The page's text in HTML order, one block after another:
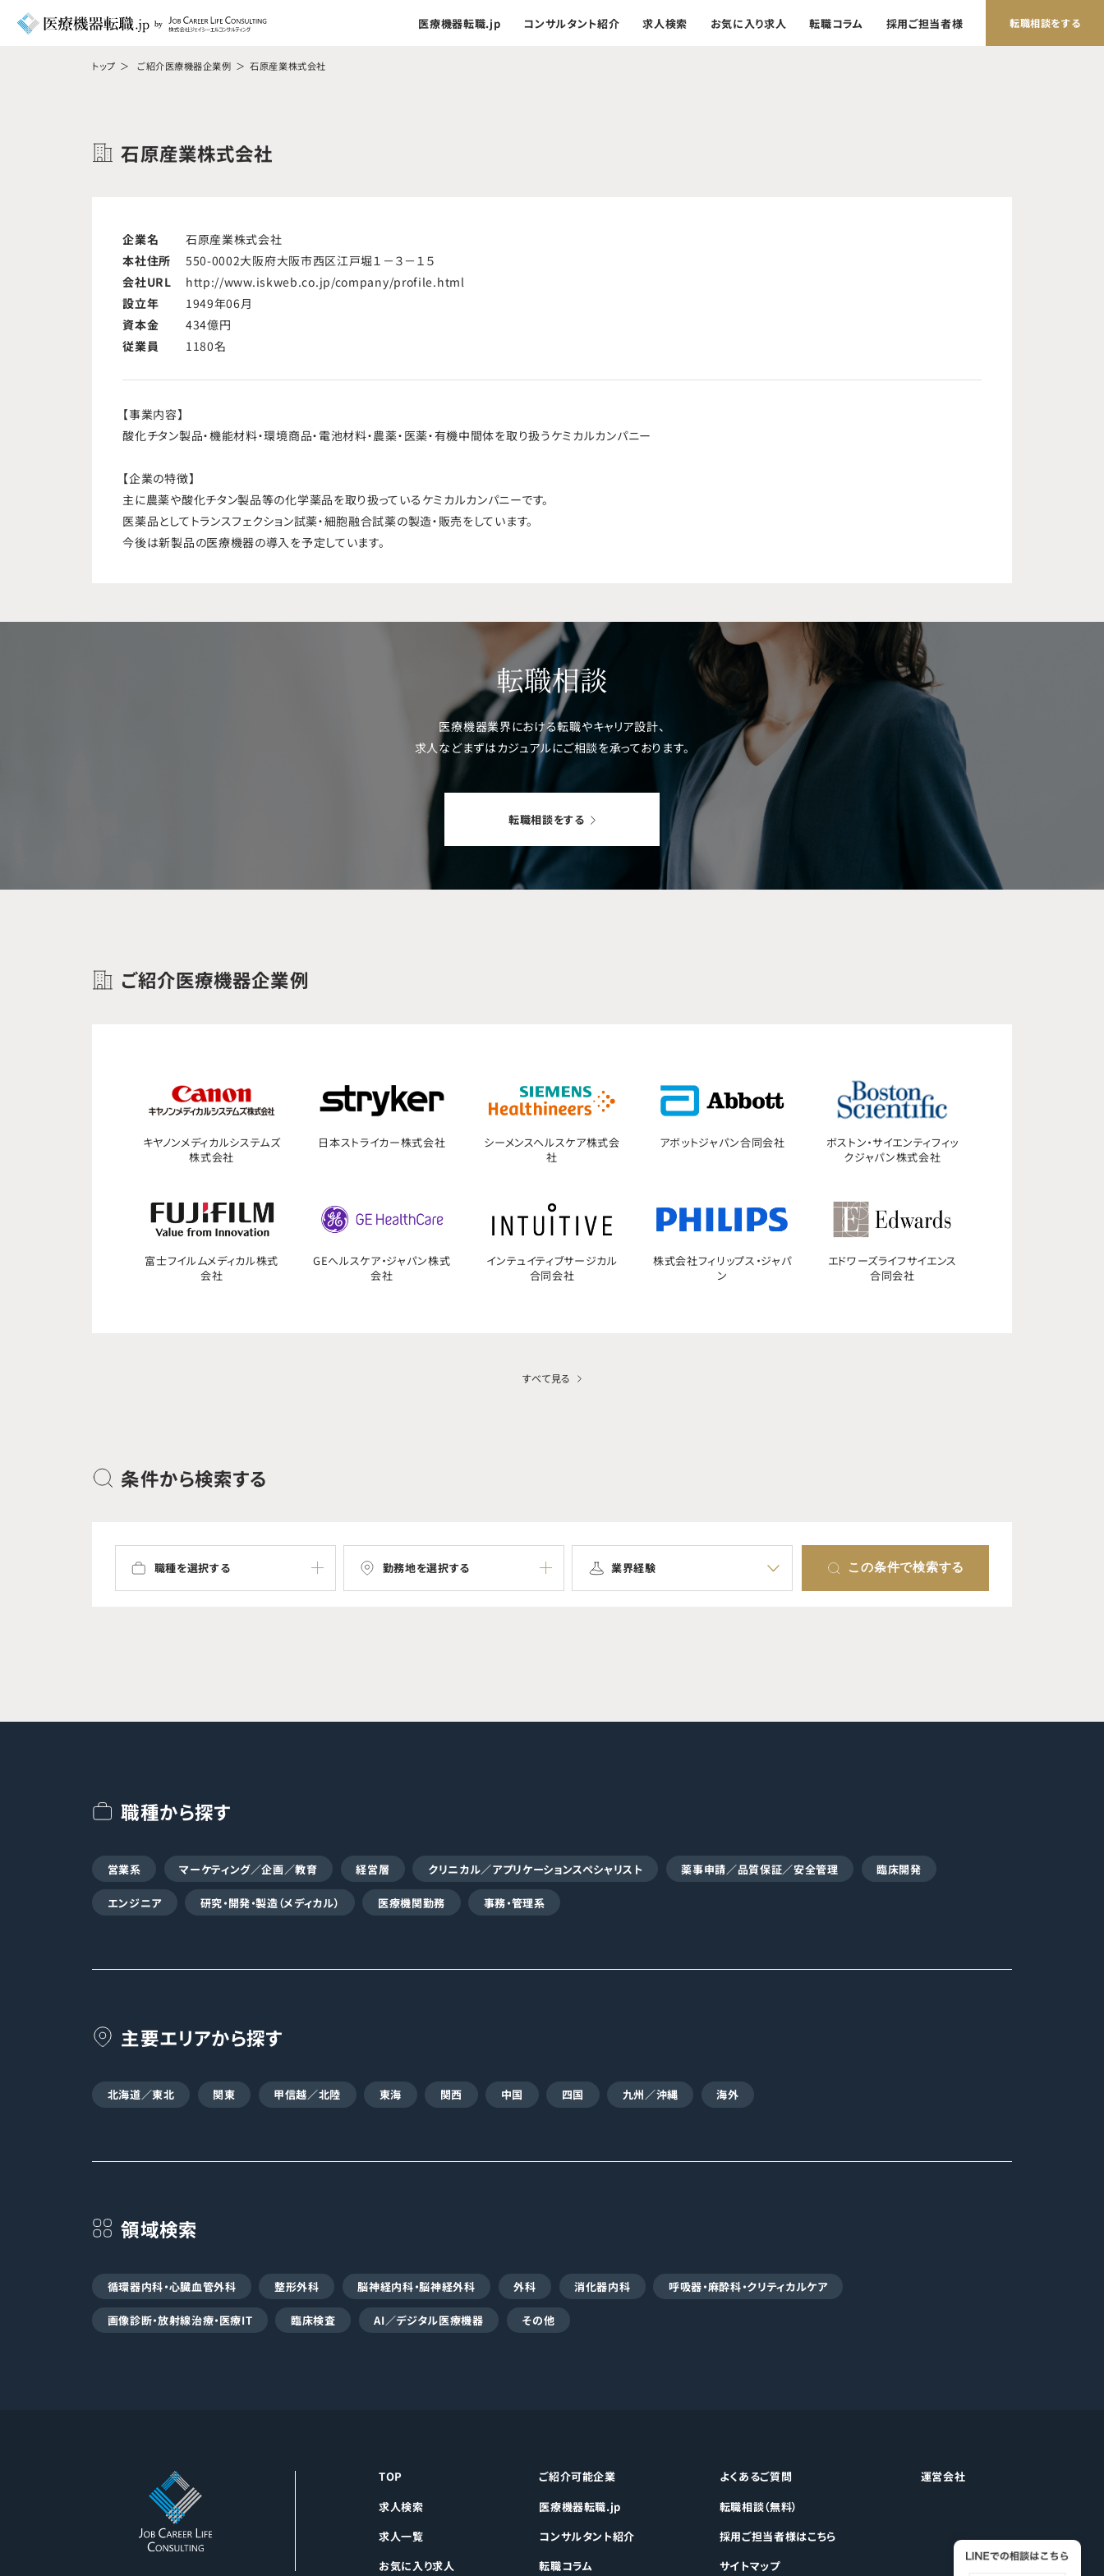
医療機器転職.jp コンサルタント紹介 求人検索 お気に入り求人 転職コラム 採用ご担当者様 転職相談をする
トップ ご紹介医療機器企業例 石原産業株式会社
石原産業株式会社
企業名
石原産業株式会社
本社住所
550-0002大阪府大阪市西区江戸堀１－３－１５
会社URL
http://www.iskweb.co.jp/company/profile.html
設立年
1949年06月
資本金
434億円
従業員
1180名
【事業内容】
酸化チタン製品・機能材料・環境商品・電池材料・農薬・医薬・有機中間体を取り扱うケミカルカンパニー
【企業の特徴】
主に農薬や酸化チタン製品等の化学薬品を取り扱っているケミカルカンパニーです。
医薬品としてトランスフェクション試薬・細胞融合試薬の製造・販売をしています。
今後は新製品の医療機器の導入を予定しています。
転職相談
医療機器業界における転職やキャリア設計、
求人などまずはカジュアルにご相談を承っております。
転職相談をする
ご紹介医療機器企業例
キヤノンメディカルシステムズ
株式会社
日本ストライカー株式会社
シーメンスヘルスケア株式会
社
アボットジャパン合同会社
ボストン・サイエンティフィッ
クジャパン株式会社
富士フイルムメディカル株式
会社
GEへルスケア・ジャパン株式
会社
インテュイティブサージカル
合同会社
株式会社フィリップス・ジャパ
ン
エドワーズライフサイエンス
合同会社
すべて見る
条件から検索する
職種を選択する 勤務地を選択する 業界経験 この条件で検索する
職種から探す
営業系 マーケティング／企画／教育 経営層 クリニカル／アプリケーションスペシャリスト 薬事申請／品質保証／安全管理 臨床開発
エンジニア 研究・開発・製造（メディカル） 医療機関勤務 事務・管理系
主要エリアから探す
北海道／東北 関東 甲信越／北陸 東海 関西 中国 四国 九州／沖縄 海外
領域検索
循環器内科・心臓血管外科 整形外科 脳神経内科・脳神経外科 外科 消化器内科 呼吸器・麻酔科・クリティカルケア
画像診断・放射線治療・医療IT 臨床検査 AI／デジタル医療機器 その他
TOP
求人検索
求人一覧
お気に入り求人
ご紹介可能企業
医療機器転職.jp
コンサルタント紹介
転職コラム
よくあるご質問
転職相談（無料）
採用ご担当者様はこちら
サイトマップ
運営会社